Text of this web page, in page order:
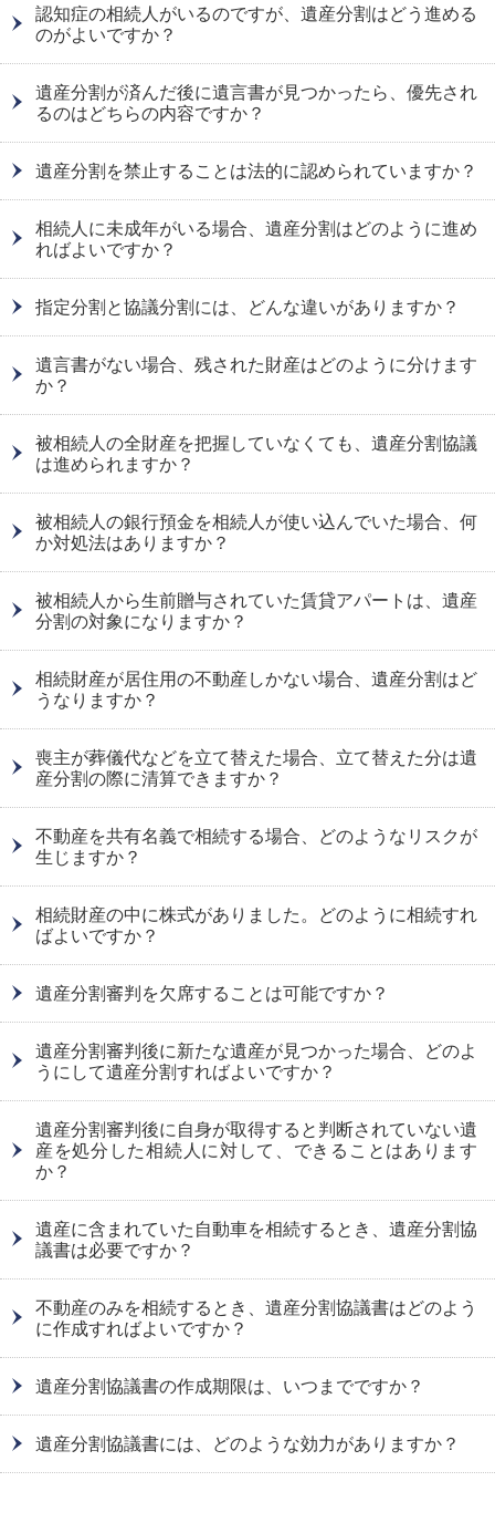
認知症の相続人がいるのですが、遺産分割はどう進める
のがよいですか？
遺産分割が済んだ後に遺言書が見つかったら、優先され
るのはどちらの内容ですか？
遺産分割を禁止することは法的に認められていますか？
相続人に未成年がいる場合、遺産分割はどのように進め
ればよいですか？
指定分割と協議分割には、どんな違いがありますか？
遺言書がない場合、残された財産はどのように分けます
か？
被相続人の全財産を把握していなくても、遺産分割協議
は進められますか？
被相続人の銀行預金を相続人が使い込んでいた場合、何
か対処法はありますか？
被相続人から生前贈与されていた賃貸アパートは、遺産
分割の対象になりますか？
相続財産が居住用の不動産しかない場合、遺産分割はど
うなりますか？
喪主が葬儀代などを立て替えた場合、立て替えた分は遺
産分割の際に清算できますか？
不動産を共有名義で相続する場合、どのようなリスクが
生じますか？
相続財産の中に株式がありました。どのように相続すれ
ばよいですか？
遺産分割審判を欠席することは可能ですか？
遺産分割審判後に新たな遺産が見つかった場合、どのよ
うにして遺産分割すればよいですか？
遺産分割審判後に自身が取得すると判断されていない遺
産を処分した相続人に対して、できることはあります
か？
遺産に含まれていた自動車を相続するとき、遺産分割協
議書は必要ですか？
不動産のみを相続するとき、遺産分割協議書はどのよう
に作成すればよいですか？
遺産分割協議書の作成期限は、いつまでですか？
遺産分割協議書には、どのような効力がありますか？